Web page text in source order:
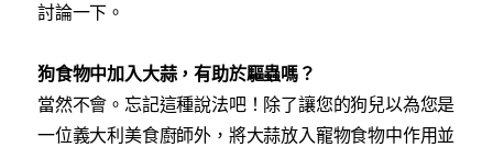
討論一下。
狗食物中加入大蒜，有助於驅蟲嗎？
當然不會。忘記這種說法吧！除了讓您的狗兒以為您是
一位義大利美食廚師外，將大蒜放入寵物食物中作用並